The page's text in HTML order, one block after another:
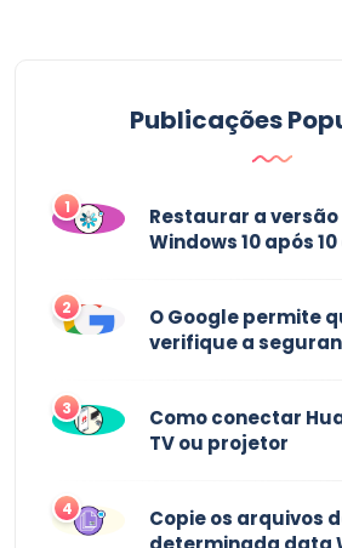
Publicações
1
Restaurar a
Windows 10 após
2
O Google permite
verifique a
3
Como conectar
TV ou projetor
4
Copie os arquivos